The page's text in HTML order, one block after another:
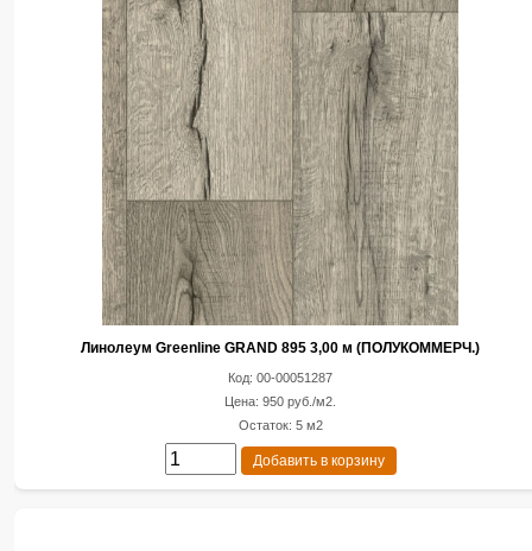
Линолеум Greenline GRAND 895 3,00 м (ПОЛУКОММЕРЧ.)
Код: 00-00051287
Цена: 950 руб./м2.
Остаток: 5 м2
Добавить в корзину